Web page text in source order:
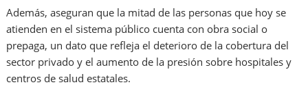
Además, aseguran que la mitad de las personas que hoy se
atienden en el sistema público cuenta con obra social o
prepaga, un dato que refleja el deterioro de la cobertura del
sector privado y el aumento de la presión sobre hospitales y
centros de salud estatales.